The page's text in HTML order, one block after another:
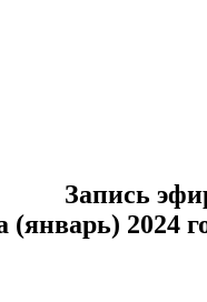
Запись
2024